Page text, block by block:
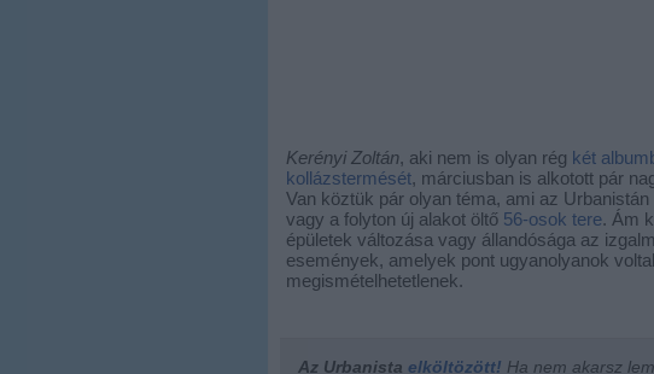
Kerényi Zoltán, aki nem is olyan rég két
kollázstermését, márciusban is alkotott pár
Van köztük pár olyan téma, ami az
vagy a folyton új alakot öltő 56-osok tere. Ám
épületek változása vagy állandósága az
események, amelyek pont ugyanolyanok
megismételhetetlenek.
Az Urbanista elköltözött! Ha nem akarsz